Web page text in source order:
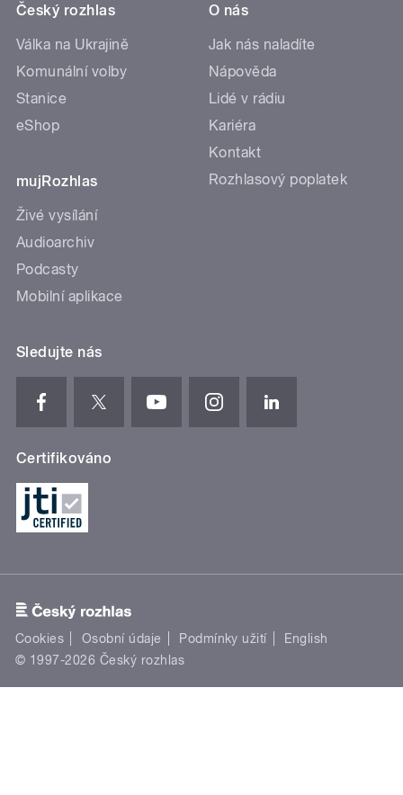
Český rozhlas
Válka na Ukrajině
Komunální volby
Stanice
eShop
mujRozhlas
Živé vysílání
Audioarchiv
Podcasty
Mobilní aplikace
O nás
Jak nás naladíte
Nápověda
Lidé v rádiu
Kariéra
Kontakt
Rozhlasový poplatek
Sledujte nás
Certifikováno
Cookies Osobní údaje Podmínky užití
English
© 1997-2026 Český rozhlas